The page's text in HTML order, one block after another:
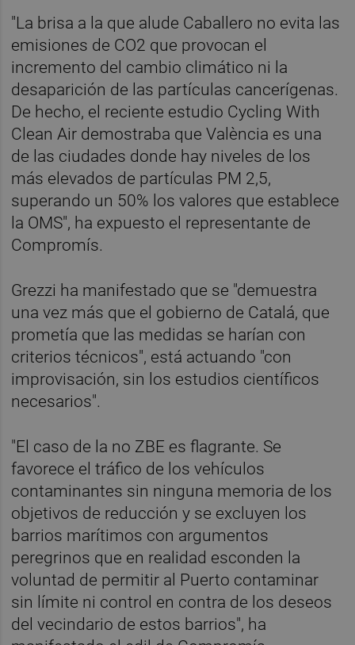
"La brisa a la que alude Caballero no evita las
emisiones de CO2 que provocan el
incremento del cambio climático ni la
desaparición de las partículas cancerígenas.
De hecho, el reciente estudio Cycling With
Clean Air demostraba que València es una
de las ciudades donde hay niveles de los
más elevados de partículas PM 2,5,
superando un 50% los valores que establece
la OMS", ha expuesto el representante de
Compromís.
Grezzi ha manifestado que se "demuestra
una vez más que el gobierno de Catalá, que
prometía que las medidas se harían con
criterios técnicos", está actuando "con
improvisación, sin los estudios científicos
necesarios".
"El caso de la no ZBE es flagrante. Se
favorece el tráfico de los vehículos
contaminantes sin ninguna memoria de los
objetivos de reducción y se excluyen los
barrios marítimos con argumentos
peregrinos que en realidad esconden la
voluntad de permitir al Puerto contaminar
sin límite ni control en contra de los deseos
del vecindario de estos barrios", ha